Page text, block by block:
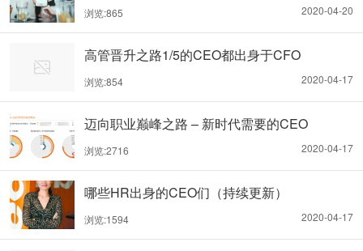
做事！
2020-04-20
浏览:865
高管晋升之路1/5的CEO都出身于CFO
2020-04-17
浏览:854
迈向职业巅峰之路 – 新时代需要的CEO
2020-04-17
浏览:2716
哪些HR出身的CEO们（持续更新）
2020-04-17
浏览:1594